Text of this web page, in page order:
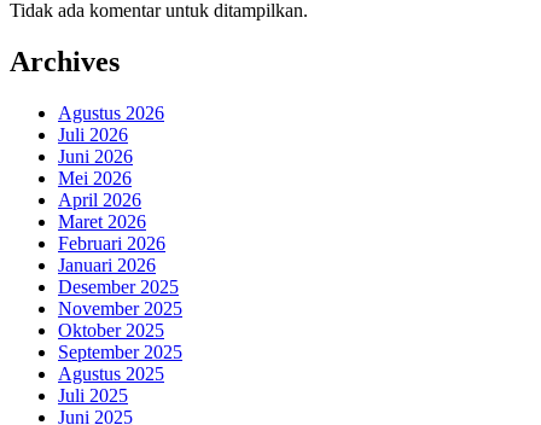
Tidak ada komentar untuk ditampilkan.
Archives
Agustus 2026
Juli 2026
Juni 2026
Mei 2026
April 2026
Maret 2026
Februari 2026
Januari 2026
Desember 2025
November 2025
Oktober 2025
September 2025
Agustus 2025
Juli 2025
Juni 2025